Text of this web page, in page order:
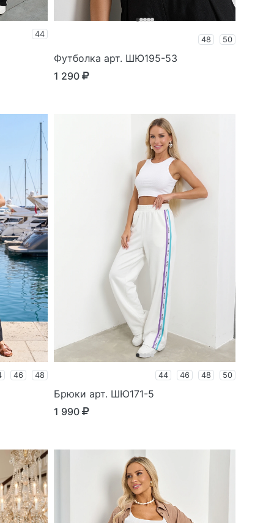
44
48 50
Футболка арт. ШЮ195-53
1 290
46 48 44 46 48 50
Брюки арт. ШЮ171-5
1 990